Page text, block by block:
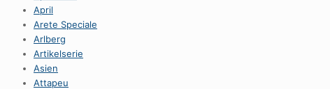
April
Arete Speciale
Arlberg
Artikelserie
Asien
Attapeu